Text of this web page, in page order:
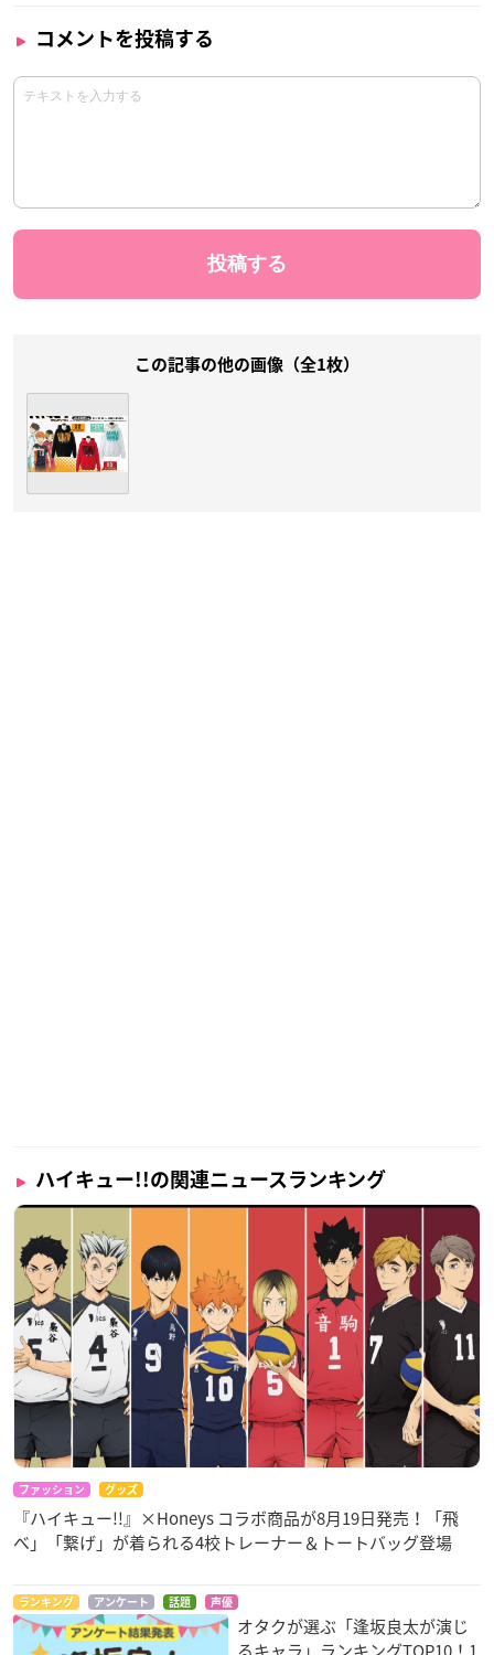
コメントを投稿する
この記事の他の画像（全1枚）
ハイキュー!!の関連ニュースランキング
ファッション グッズ
『ハイキュー!!』×Honeys コラボ商品が8月19日発売！「飛
べ」「繋げ」が着られる4校トレーナー＆トートバッグ登場
ランキング アンケート 話題 声優
オタクが選ぶ「逢坂良太が演じ
るキャラ」ランキングTOP10！1